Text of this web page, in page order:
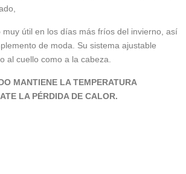
muy útil en los días más fríos del invierno, así
de moda. Su sistema ajustable
al cuello como a la cabeza.
MANTIENE LA TEMPERATURA
LA PÉRDIDA DE CALOR.